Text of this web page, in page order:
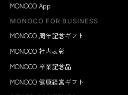
MONOCO App
MONOCO FOR BUSINESS
MONOCO 周年記念ギフト
MONOCO 社内表彰
MONOCO 卒業記念品
MONOCO 健康経営ギフト